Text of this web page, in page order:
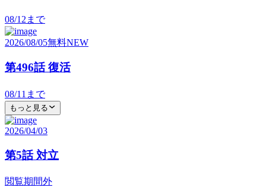
08/12 まで
2026/08/05無料NEW
第496話 復活
08/11 まで
もっと見る
2026/04/03
第5話 対立
閲覧期間外